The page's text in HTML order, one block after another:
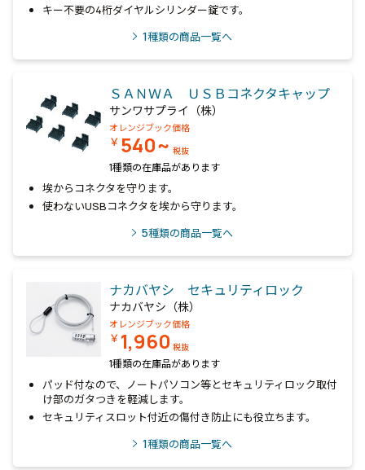
キー不要の4桁ダイヤルシリンダー錠です。
1種類の商品一覧へ
ＳＡＮＷＡ ＵＳＢコネクタキャップ
サンワサプライ（株）
オレンジブック価格
￥ 540~ 税抜
1種類の在庫品があります
埃からコネクタを守ります。
使わないUSBコネクタを埃から守ります。
5種類の商品一覧へ
ナカバヤシ セキュリティロック
ナカバヤシ（株）
オレンジブック価格
￥ 1,960 税抜
1種類の在庫品があります
パッド付なので、ノートパソコン等とセキュリティロック取付
け部のガタつきを軽減します。
セキュリティスロット付近の傷付き防止にも役立ちます。
1種類の商品一覧へ